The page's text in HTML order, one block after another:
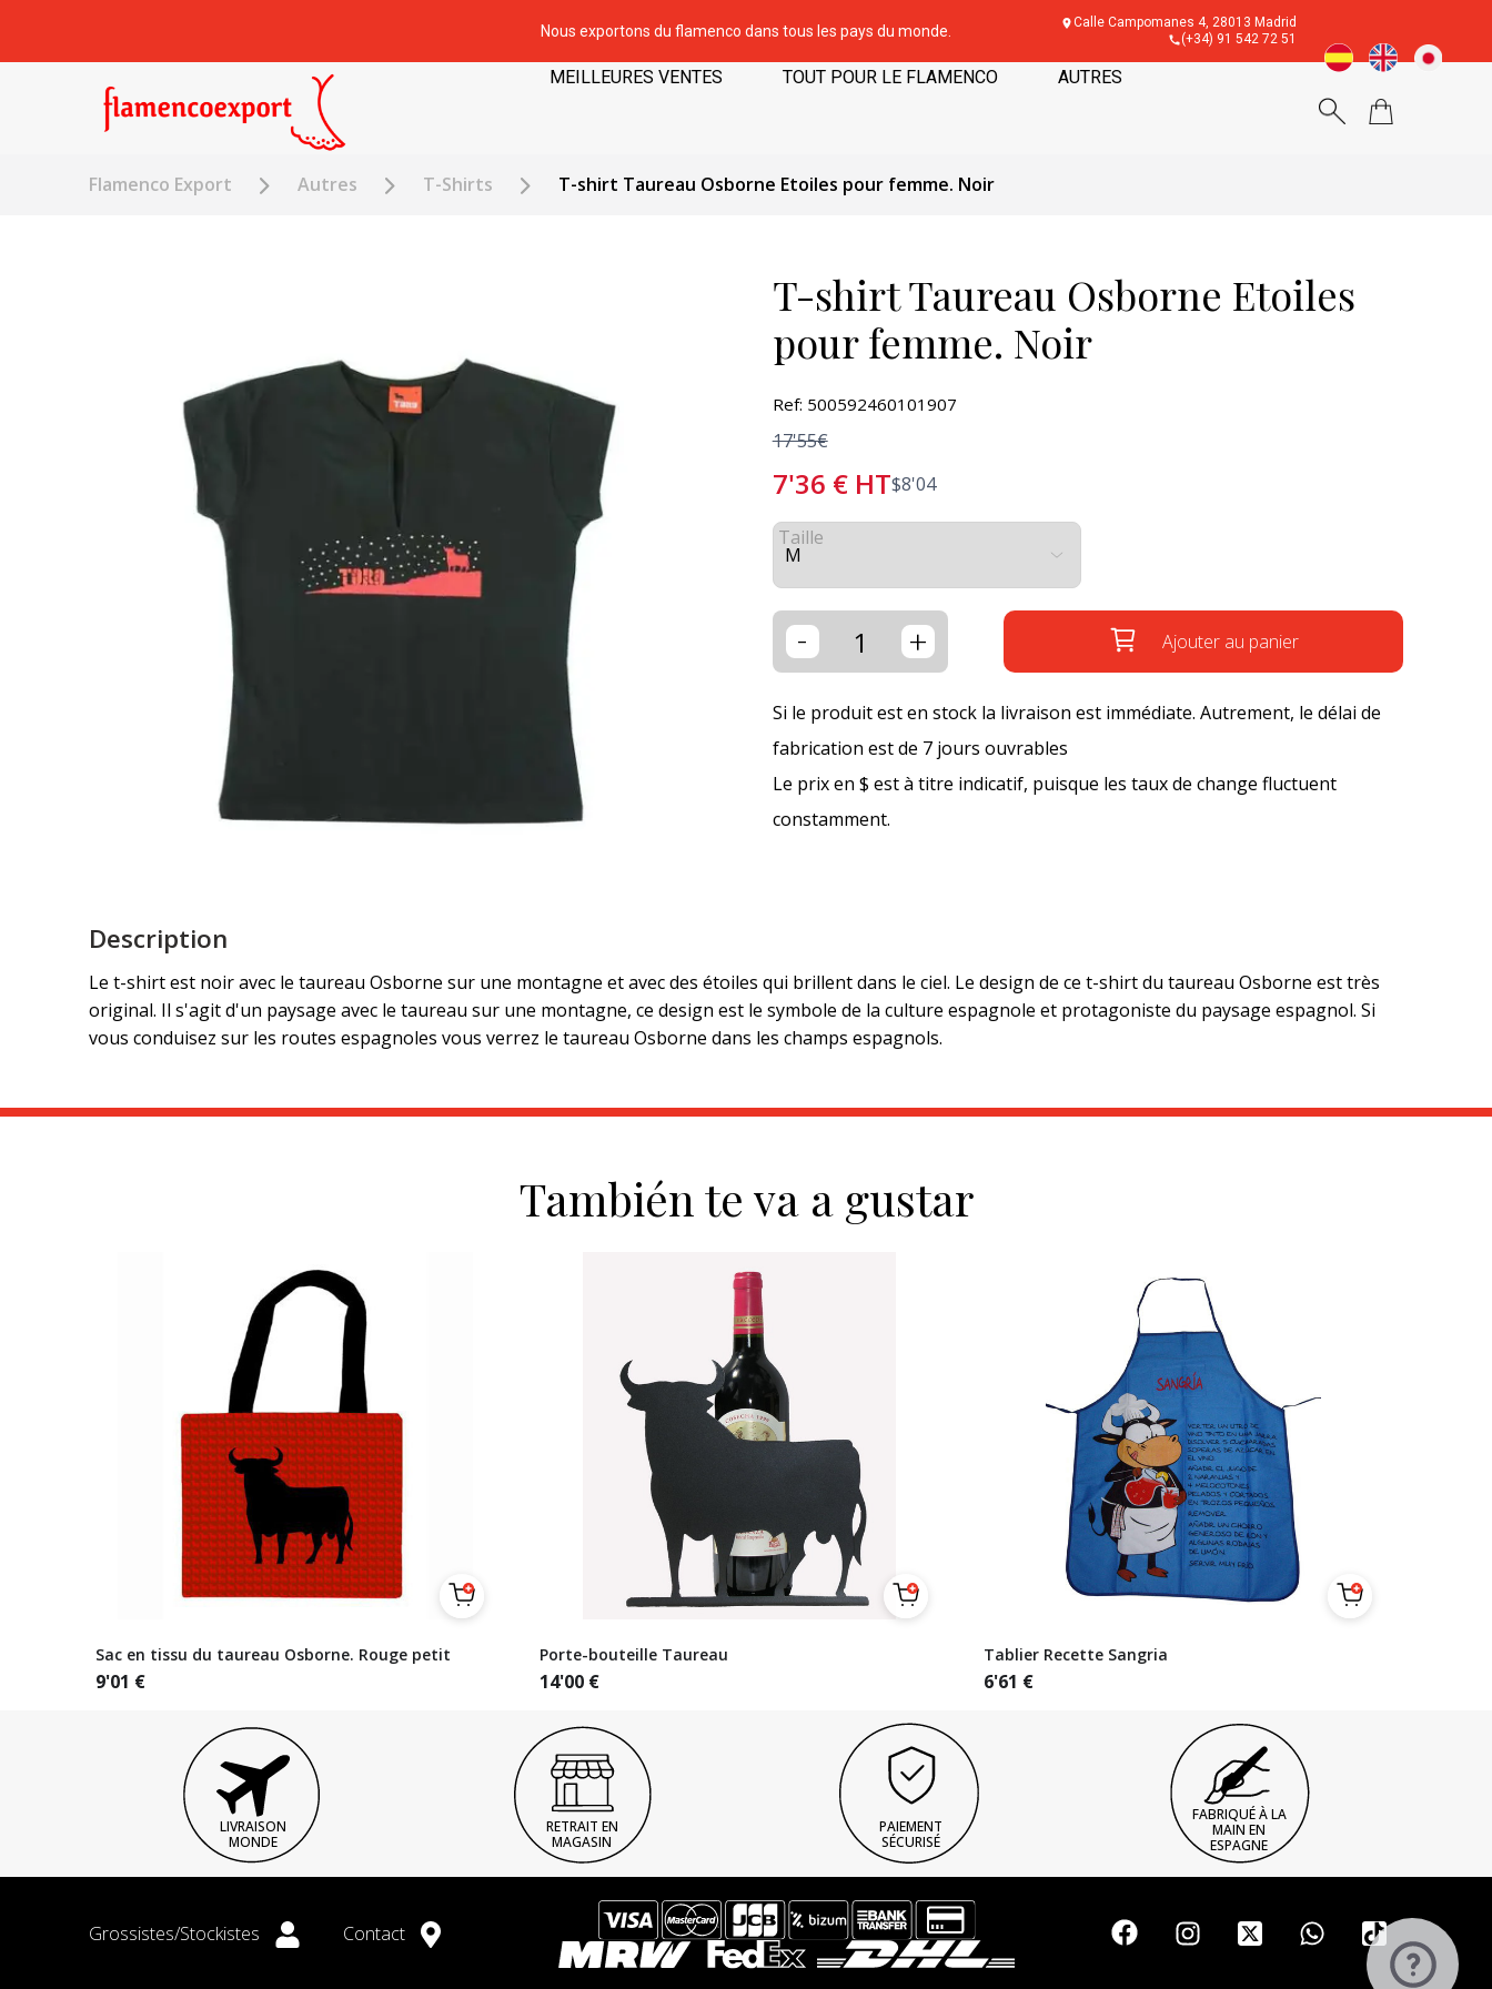
Nous exportons du flamenco dans tous les pays du monde.
Calle Campomanes 4, 28013 Madrid
(+34) 91 542 72 51
MEILLEURES VENTES TOUT POUR LE FLAMENCO AUTRES
Flamenco Export Autres T-Shirts T-shirt Taureau Osborne Etoiles pour femme. Noir
T-shirt Taureau Osborne Etoiles
pour femme. Noir
Ref: 500592460101907
17'55€
7'36 € HT$8'04
Taille
- + Ajouter au panier
Si le produit est en stock la livraison est immédiate. Autrement, le délai de
fabrication est de 7 jours ouvrables
Le prix en $ est à titre indicatif, puisque les taux de change fluctuent
constamment.
Description
Le t-shirt est noir avec le taureau Osborne sur une montagne et avec des étoiles qui brillent dans le ciel. Le design de ce t-shirt du taureau Osborne est très
original. Il s'agit d'un paysage avec le taureau sur une montagne, ce design est le symbole de la culture espagnole et protagoniste du paysage espagnol. Si
vous conduisez sur les routes espagnoles vous verrez le taureau Osborne dans les champs espagnols.
También te va a gustar
Sac en tissu du taureau Osborne. Rouge petit
9'01 €
Porte-bouteille Taureau
14'00 €
Tablier Recette Sangria
6'61 €
LIVRAISON
MONDE
RETRAIT EN
MAGASIN
PAIEMENT
SÉCURISÉ
FABRIQUÉ À LA
MAIN EN
ESPAGNE
Grossistes/Stockistes Contact